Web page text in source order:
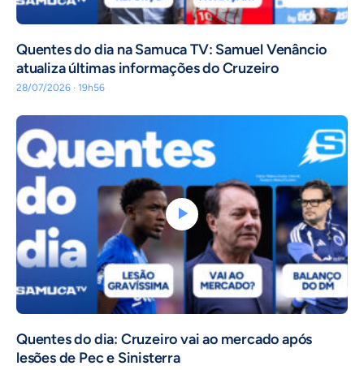
Quentes do dia na Samuca TV: Samuel Venâncio
atualiza últimas informações do Cruzeiro
28/07/2026 · 19h56
Quentes do dia: Cruzeiro vai ao mercado após
lesões de Pec e Sinisterra